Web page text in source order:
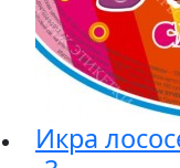
Икра